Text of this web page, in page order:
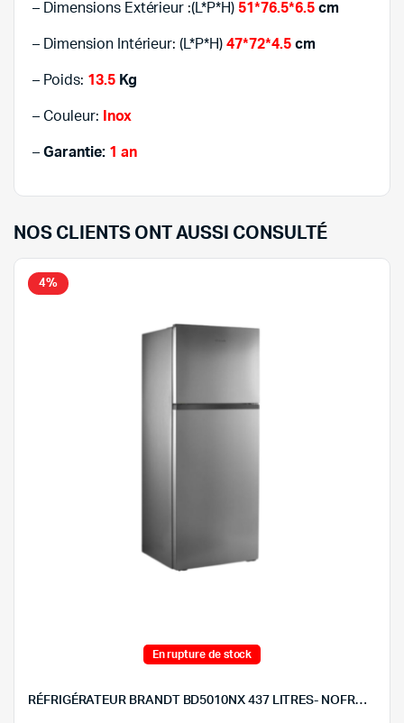
– Dimensions Extérieur :(L*P*H) 51*76.5*6.5 cm
– Dimension Intérieur: (L*P*H)47*72*4.5 cm
– Poids: 13.5Kg
– Couleur: Inox
– Garantie: 1 an
NOS CLIENTS ONT AUSSI CONSULTÉ
4%
En rupture de stock
RÉFRIGÉRATEUR BRANDT BD5010NX 437 LITRES- NOFROST – INOX